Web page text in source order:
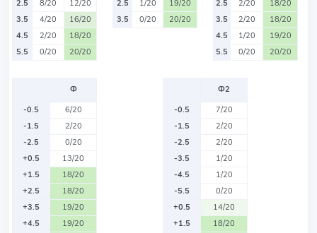
2.5
8/20
12/20
3.5
4/20
16/20
4.5
2/20
18/20
5.5
0/20 20/20
2.5
1/20
19/20
3.5
0/20 20/20
2.5
2/20
18/20
3.5
2/20
18/20
4.5
1/20
19/20
5.5
0/20 20/20
Ф
-0.5
6/20
-1.5
2/20
-2.5
0/20
+0.5
13/20
+1.5
18/20
+2.5
18/20
+3.5
19/20
+4.5
19/20
Ф2
-0.5
7/20
-1.5
2/20
-2.5
2/20
-3.5
1/20
-4.5
1/20
-5.5
0/20
+0.5
14/20
+1.5
18/20